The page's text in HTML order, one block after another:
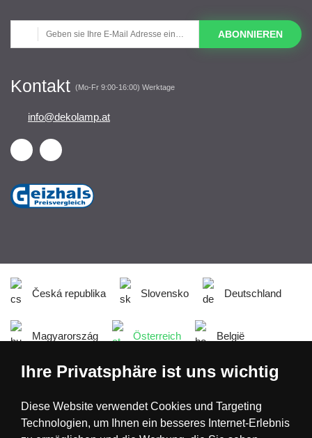
ABONNIEREN
Kontakt (Mo-Fr 9:00-16:00) Werktage
info@dekolamp.at
Česká republika Slovensko Deutschland
Magyarország Österreich België
Nederland
Ihre Privatsphäre ist uns wichtig
Diese Website verwendet Cookies und Targeting
Technologien, um Ihnen ein besseres Internet-Erlebnis